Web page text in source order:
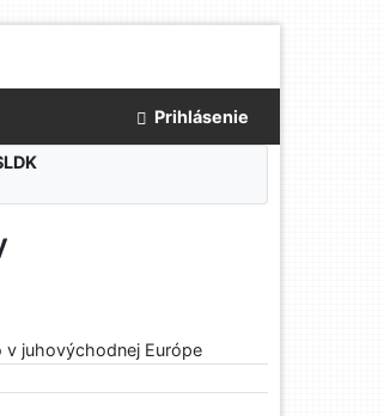
Prihlásenie
v juhovýchodnej Európe